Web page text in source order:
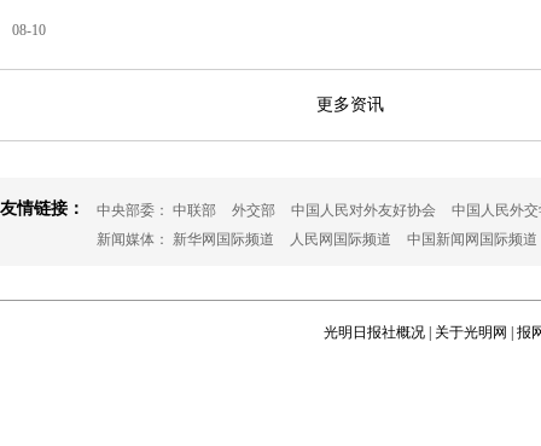
08-10
更多资讯
友情链接： 中央部委： 中联部 外交部 中国人民对外友好协会
中国人民外
新闻媒体： 新华网国际频道 人民网国际频道 中国新闻网国际频道
光明日报社概况 关于光明网 报